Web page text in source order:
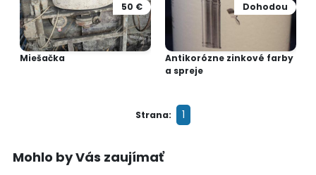
50 €
Miešačka
Dohodou
Antikorózne zinkové farby
a spreje
Strana: 1
Mohlo by Vás zaujímať